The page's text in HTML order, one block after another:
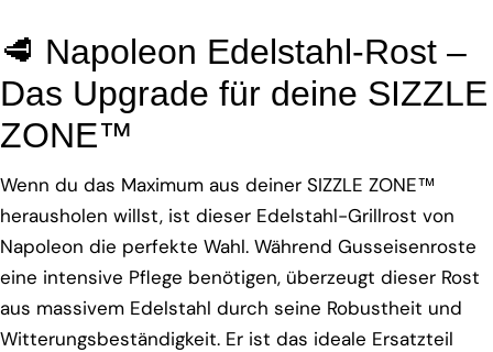
🥩 Napoleon Edelstahl-Rost –
Das Upgrade für deine SIZZLE
ZONE™
Wenn du das Maximum aus deiner SIZZLE ZONE™
herausholen willst, ist dieser Edelstahl-Grillrost von
Napoleon die perfekte Wahl. Während Gusseisenroste
eine intensive Pflege benötigen, überzeugt dieser Rost
aus massivem Edelstahl durch seine Robustheit und
Witterungsbeständigkeit. Er ist das ideale Ersatzteil